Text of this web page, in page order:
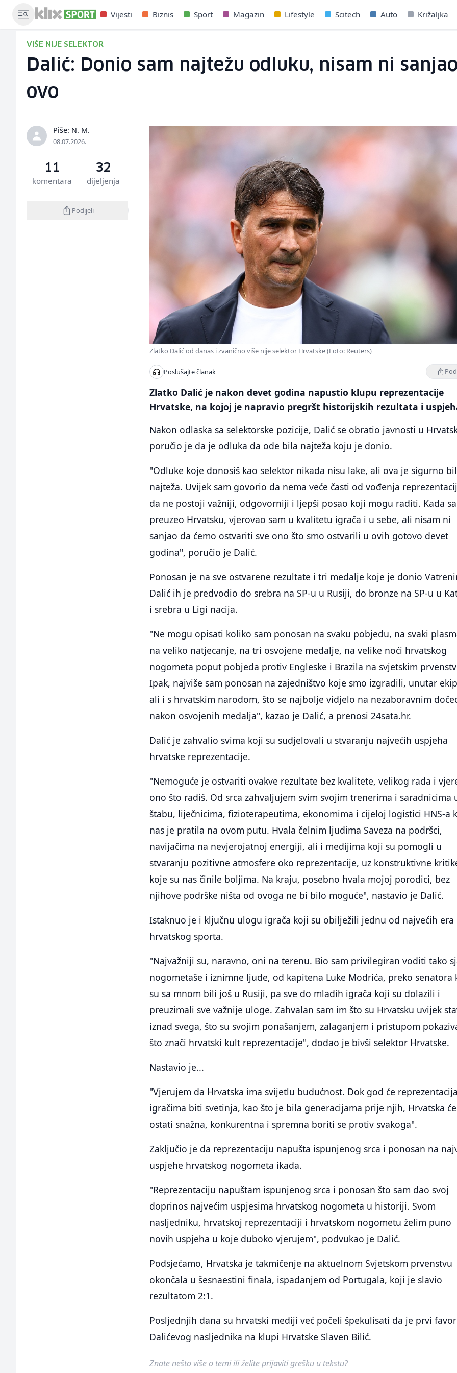
Vijesti Biznis Sport Magazin Lifestyle Scitech Auto Križaljka
VIŠE NIJE SELEKTOR
Dalić: Donio sam najtežu odluku, nisam ni
ovo
Piše: N. M.
08.07.2026.
11
komentara
32
dijeljenja
Podijeli
Zlatko Dalić od danas i zvanično više nije selektor Hrvatske (Foto: Reuters)
Poslušajte članak
Zlatko Dalić je nakon devet godina napustio klupu reprezentacije
Hrvatske, na kojoj je napravio pregršt historijskih rezultata i
Nakon odlaska sa selektorske pozicije, Dalić se obratio javnosti u
poručio je da je odluka da ode bila najteža koju je donio.
"Odluke koje donosiš kao selektor nikada nisu lake, ali ova je sigurno
najteža. Uvijek sam govorio da nema veće časti od vođenja
da ne postoji važniji, odgovorniji i ljepši posao koji mogu raditi. Kada
preuzeo Hrvatsku, vjerovao sam u kvalitetu igrača i u sebe, ali nisam ni
sanjao da ćemo ostvariti sve ono što smo ostvarili u ovih gotovo devet
godina", poručio je Dalić.
Ponosan je na sve ostvarene rezultate i tri medalje koje je donio
Dalić ih je predvodio do srebra na SP-u u Rusiji, do bronze na SP-u u
i srebra u Ligi nacija.
"Ne mogu opisati koliko sam ponosan na svaku pobjedu, na svaki
na veliko natjecanje, na tri osvojene medalje, na velike noći hrvatskog
nogometa poput pobjeda protiv Engleske i Brazila na svjetskim
Ipak, najviše sam ponosan na zajedništvo koje smo izgradili, unutar
ali i s hrvatskim narodom, što se najbolje vidjelo na nezaboravnim
nakon osvojenih medalja", kazao je Dalić, a prenosi 24sata.hr.
Dalić je zahvalio svima koji su sudjelovali u stvaranju najvećih uspjeha
hrvatske reprezentacije.
"Nemoguće je ostvariti ovakve rezultate bez kvalitete, velikog rada i
ono što radiš. Od srca zahvaljujem svim svojim trenerima i saradnicima
štabu, liječnicima, fizioterapeutima, ekonomima i cijeloj logistici HNS-a
nas je pratila na ovom putu. Hvala čelnim ljudima Saveza na podršci,
navijačima na nevjerojatnoj energiji, ali i medijima koji su pomogli u
stvaranju pozitivne atmosfere oko reprezentacije, uz konstruktivne
koje su nas činile boljima. Na kraju, posebno hvala mojoj porodici, bez
njihove podrške ništa od ovoga ne bi bilo moguće", nastavio je Dalić.
Istaknuo je i ključnu ulogu igrača koji su obilježili jednu od najvećih era
hrvatskog sporta.
"Najvažniji su, naravno, oni na terenu. Bio sam privilegiran voditi tako
nogometaše i iznimne ljude, od kapitena Luke Modrića, preko senatora
su sa mnom bili još u Rusiji, pa sve do mladih igrača koji su dolazili i
preuzimali sve važnije uloge. Zahvalan sam im što su Hrvatsku uvijek
iznad svega, što su svojim ponašanjem, zalaganjem i pristupom
što znači hrvatski kult reprezentacije", dodao je bivši selektor Hrvatske.
Nastavio je...
"Vjerujem da Hrvatska ima svijetlu budućnost. Dok god će reprezentacija
igračima biti svetinja, kao što je bila generacijama prije njih, Hrvatska će
ostati snažna, konkurentna i spremna boriti se protiv svakoga".
Zaključio je da reprezentaciju napušta ispunjenog srca i ponosan na
uspjehe hrvatskog nogometa ikada.
"Reprezentaciju napuštam ispunjenog srca i ponosan što sam dao svoj
doprinos najvećim uspjesima hrvatskog nogometa u historiji. Svom
nasljedniku, hrvatskoj reprezentaciji i hrvatskom nogometu želim puno
novih uspjeha u koje duboko vjerujem", podvukao je Dalić.
Podsjećamo, Hrvatska je takmičenje na aktuelnom Svjetskom prvenstvu
okončala u šesnaestini finala, ispadanjem od Portugala, koji je slavio
rezultatom 2:1.
Posljednjih dana su hrvatski mediji već počeli špekulisati da je prvi
Dalićevog nasljednika na klupi Hrvatske Slaven Bilić.
Znate nešto više o temi ili želite prijaviti grešku u tekstu?